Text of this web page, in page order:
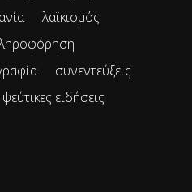
λαϊκισμός
συνεντεύξεις
ψεύτικες ειδήσεις